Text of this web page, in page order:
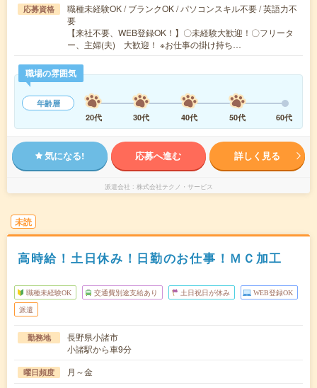
応募資格
職種未経験OK / ブランクOK / パソコンスキル不要 / 英語力不
要
【来社不要、WEB登録OK！】〇未経験大歓迎！〇フリータ
ー、主婦(夫) 大歓迎！ ※お仕事の掛け持ち…
職場の雰囲気
年齢層
20代
30代 40代 50代 60代
気になる! 応募へ進む 詳しく見る
派遣会社 株式会社テクノ・サービス
未読
高時給！土日休み！日勤のお仕事！ＭＣ加工
職種未経験OK 交通費別途支給あり 土日祝日が休み WEB登録OK
派遣
勤務地
長野県小諸市
小諸駅から車9分
曜日頻度 月～金